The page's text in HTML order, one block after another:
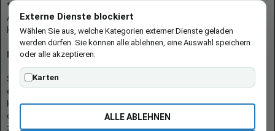
* = Afilliate-Link (=Werbung)
Als Amazon-Partner verdient der Seitenbetreiber an qualifizierten
Käufen.
Hinweis zu Preisen und Verfügbarkeiten
Sofern Produktpreise und Verfügbarkeiten angezeigt werden,
entsprechen diese dem angegebenen Stand (Datum/Uhrzeit) und
können sich auf der verlinkten Seite jederzeit ändern. Für den Kauf
eines Produkts gelten die Angaben zu Preis und Verfügbarkeit, die
zum Kaufzeitpunkt [auf der/den maßgeblichen Amazon-
Externe Dienste blockiert
Wählen Sie aus, welche Kategorien externer Dienste geladen
werden dürfen. Sie können alle ablehnen, eine Auswahl speichern
oder alle akzeptieren.
Karten
ALLE ABLEHNEN